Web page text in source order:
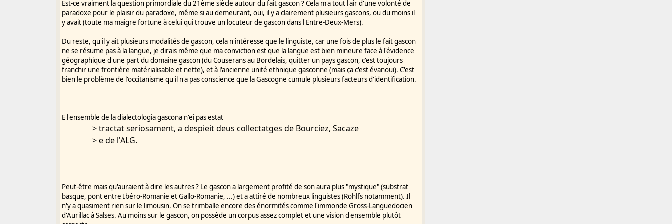
Date : Mardi 26 avril 2011, 8h53
Merci à Jean-François Blanc pour les deux occurrences anciennes du mot
français "Occitanie" qu'il a fait remonter à 1644 et 1647, alors que nous n'avions
jusqu'ici que celle de Secousse en 1732.
On peut supposer qu'elles s'inscrivent dans le contexte où, depuis 1634 à notre
connaissance, les
Est-ce vraiment la question primordiale du 21ème siècle autour du fait gascon ? Cela m'a tout l'air d'une volonté de
paradoxe pour le plaisir du paradoxe, même si au demeurant, oui, il y a clairement plusieurs gascons, ou du moins il
y avait (toute ma maigre fortune à celui qui trouve un locuteur de gascon dans l'Entre-Deux-Mers).
Du reste, qu'il y ait plusieurs modalités de gascon, cela n'intéresse que le linguiste, car une fois de plus le fait gascon
ne se résume pas à la langue, je dirais même que ma conviction est que la langue est bien mineure face à l'évidence
géographique d'une part du domaine gascon (du Couserans au Bordelais, quitter un pays gascon, c'est toujours
franchir une frontière matérialisable et nette), et à l'ancienne unité ethnique gasconne (mais ça c'est évanoui). C'est
bien le problème de l'occitanisme qu'il n'a pas conscience que la Gascogne cumule plusieurs facteurs d'identification.
E l'ensemble de la dialectologia gascona n'ei pas estat
> tractat seriosament, a despieit deus collectatges de Bourciez, Sacaze
> e de l'ALG.
Peut-être mais qu'auraient à dire les autres ? Le gascon a largement profité de son aura plus "mystique" (substrat
basque, pont entre Ibéro-Romanie et Gallo-Romanie, ...) et a attiré de nombreux linguistes (Rohlfs notamment). Il
n'y a quasiment rien sur le limousin. On se trimballe encore des énormités comme l'immonde Gross-Languedocien
d'Aurillac à Salses. Au moins sur le gascon, on possède un corpus assez complet et une vision d'ensemble plutôt